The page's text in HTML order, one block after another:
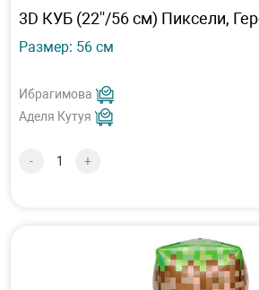
3D КУБ (22''/56 см) Пиксели,
Размер: 56 см
Ибрагимова
Аделя Кутуя
- +